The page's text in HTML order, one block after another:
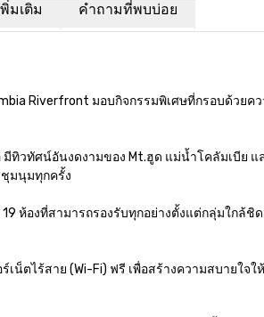
พิ่มเติม คำถามที่พบบ่อย
Riverfront มอบกิจกรรมพิเศษที่กรอบด้วยค
ทิวทัศน์อันงดงามของ Mt.ฮูด แม่น้ำโคลัมเบีย แ
มนุมทุกครั้ง
ห้องที่สามารถรองรับทุกอย่างตั้งแต่กลุ่มใกล้ชิ
น็ตไร้สาย (Wi-Fi) ฟรี เพื่อสร้างความสบายใจ